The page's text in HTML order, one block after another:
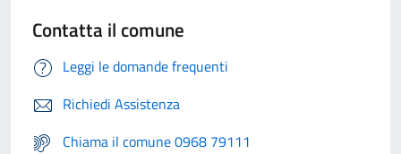
Contatta il comune
Leggi le domande frequenti
Richiedi Assistenza
Chiama il comune 0968 79111